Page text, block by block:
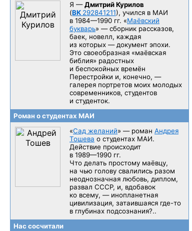
Я —Дмитрий Курилов
(ВК 292841211), учился в МАИ
в 1984—1990 гг. «Маёвский
букварь» — сборник рассказов,
баек, новелл, каждая
из которых — документ эпохи.
Это своеобразная «маёвская
библия» радостных
и беспокойных времён
Перестройки и, конечно, —
галерея портретов моих молодых
современников, студентов
и студенток.
Роман о студентах МАИ
«Сад желаний» — роман Андрея
Тошева о студентах МАИ.
Действие происходит
в 1989—1990 гг.
Что делать простому маёвцу,
на чью голову свалились разом
неоднозначная любовь, диплом,
развал CCCP, и, вдобавок
ко всему, — инопланетная
цивилизация, затаившаяся где-то
в глубинах подсознания?..
Нас сосчитали